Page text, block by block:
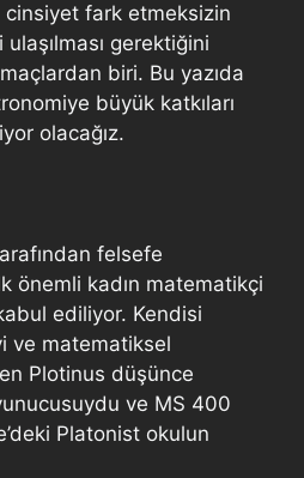
fark etmeksizin
gerektiğini
biri. Bu yazıda
büyük katkıları
olacağız.
felsefe
önemli kadın matematikçi
ediliyor. Kendisi
ve matematiksel
Plotinus düşünce
ve MS 400
Platonist okulun